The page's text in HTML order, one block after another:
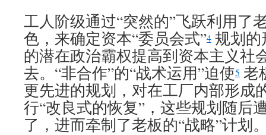
工人阶级通过“突然的”飞跃利用了
色，来确定资本“委员会式”4 规划的
的潜在政治霸权提高到资本主义社
去。“非合作”的“战术运用”迫使5 老
更先进的规划，对在工厂内部形成
行“改良式的恢复”，这些规划随后
了，进而牵制了老板的“战略”计划